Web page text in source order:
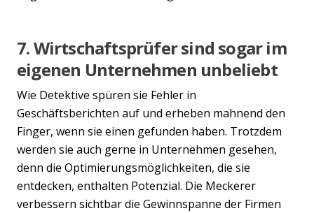
7. Wirtschaftsprüfer sind sogar im
eigenen Unternehmen unbeliebt
Wie Detektive spüren sie Fehler in
Geschäftsberichten auf und erheben mahnend den
Finger, wenn sie einen gefunden haben. Trotzdem
werden sie auch gerne in Unternehmen gesehen,
denn die Optimierungsmöglichkeiten, die sie
entdecken, enthalten Potenzial. Die Meckerer
verbessern sichtbar die Gewinnspanne der Firmen